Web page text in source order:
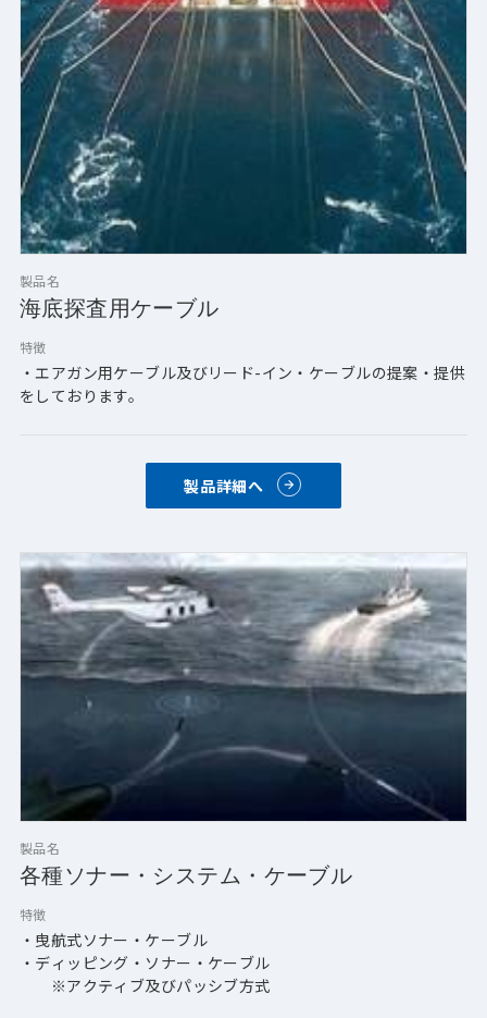
製品名
海底探査用ケーブル
特徴
・エアガン用ケーブル及びリード-イン・ケーブルの提案・提供
をしております。
製品名
各種ソナー・システム・ケーブル
特徴
・曳航式ソナー・ケーブル
・ディッピング・ソナー・ケーブル
※アクティブ及びパッシブ方式
製品詳細へ